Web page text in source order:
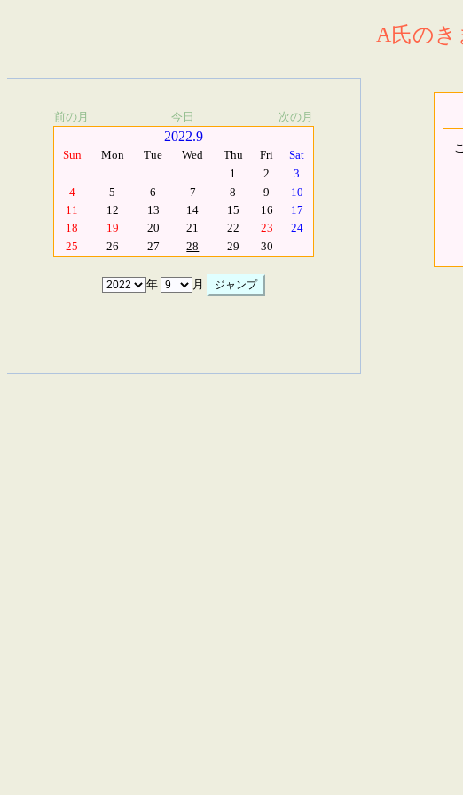
A氏のき
前の月 今日 次の月
2022.9
Sun Mon Tue Wed Thu Fri
Sat
1
2
3
4
5 6 7 8 9
10
11
12 13 14 15 16
17
18
19 20 21 22 23
24
25
26 27 28 29 30
年 月